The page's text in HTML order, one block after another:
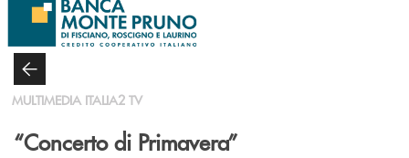
Salta al contenuto principale
MULTIMEDIA ITALIA2 TV
“Concerto di Primavera”